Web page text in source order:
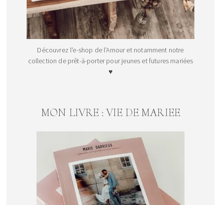
Découvrez l'e-shop de l'Amour et notamment notre
collection de prêt-à-porter pour jeunes et futures mariées
♥
MON LIVRE : VIE DE MARIEE